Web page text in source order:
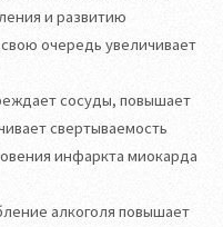
и развитию
очередь увеличивает
сосуды, повышает
свертываемость
инфаркта миокарда
алкоголя повышает